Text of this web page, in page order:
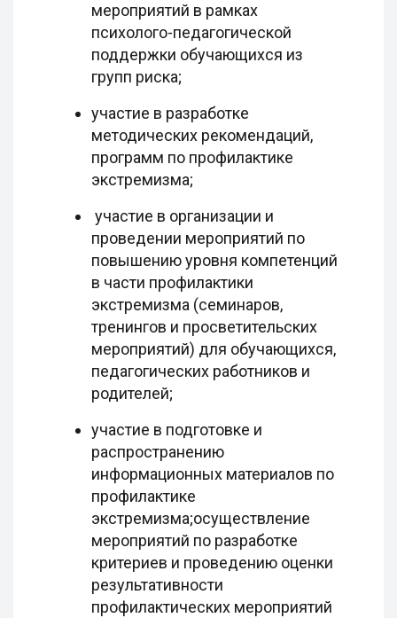
мероприятий в рамках
психолого-педагогической
поддержки обучающихся из
групп риска;
участие в разработке
методических рекомендаций,
программ по профилактике
экстремизма;
участие в организации и
проведении мероприятий по
повышению уровня компетенций
в части профилактики
экстремизма (семинаров,
тренингов и просветительских
мероприятий) для обучающихся,
педагогических работников и
родителей;
участие в подготовке и
распространению
информационных материалов по
профилактике
экстремизма;осуществление
мероприятий по разработке
критериев и проведению оценки
результативности
профилактических мероприятий